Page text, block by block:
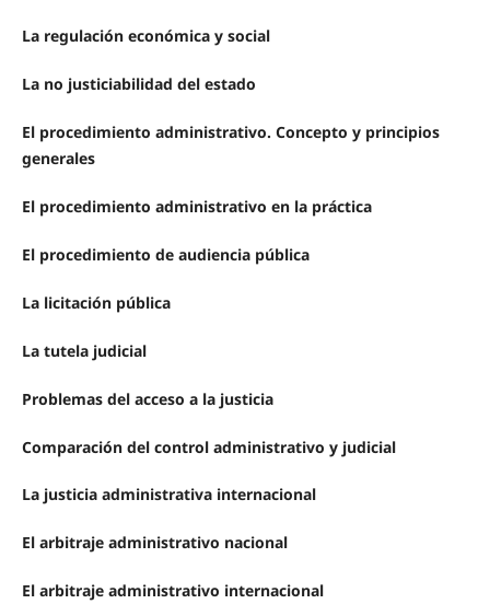
La regulación económica y social
La no justiciabilidad del estado
El procedimiento administrativo. Concepto y principios
generales
El procedimiento administrativo en la práctica
El procedimiento de audiencia pública
La licitación pública
La tutela judicial
Problemas del acceso a la justicia
Comparación del control administrativo y judicial
La justicia administrativa internacional
El arbitraje administrativo nacional
El arbitraje administrativo internacional